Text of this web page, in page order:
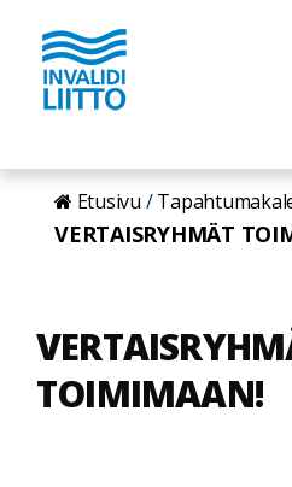
Hyppää
pääsisältöön
Etusivu
VERTAISRYHMÄT
TOIMIMAAN!